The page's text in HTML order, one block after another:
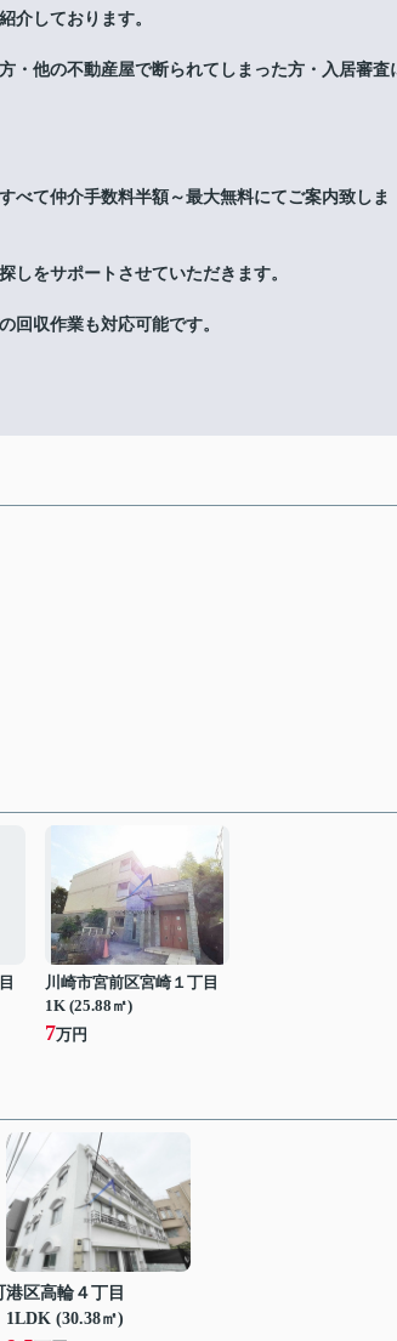
介しております。
・他の不動産屋で断られてしまった方・入居審査
べて仲介手数料半額～最大無料にてご案内致しま
しをサポートさせていただきます。
回収作業も対応可能です。
川崎市宮前区宮崎１丁目
1K (25.88㎡)
7万円
港区高輪４丁目
1LDK (30.38㎡)